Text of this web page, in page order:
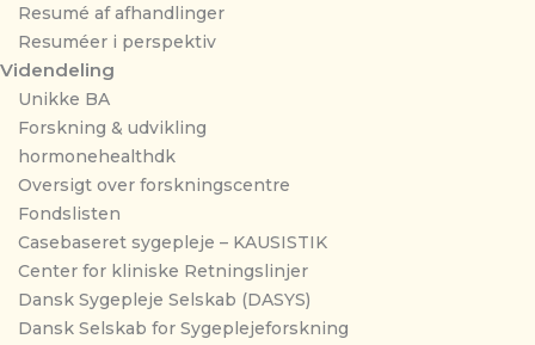
Resumé af afhandlinger
Resuméer i perspektiv
Videndeling
Unikke BA
Forskning & udvikling
hormonehealthdk
Oversigt over forskningscentre
Fondslisten
Casebaseret sygepleje – KAUSISTIK
Center for kliniske Retningslinjer
Dansk Sygepleje Selskab (DASYS)
Dansk Selskab for Sygeplejeforskning